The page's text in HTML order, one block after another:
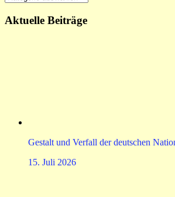
Aktuelle Beiträge
Gestalt und Verfall der deutschen
15. Juli 2026